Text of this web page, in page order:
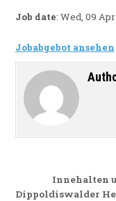
Job date: Wed, 09 Apr
Jobabgebot ansehen
Innehalten
Dippoldiswalder